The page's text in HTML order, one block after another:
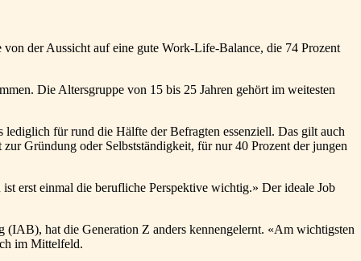
der Aussicht auf eine gute Work-Life-Balance, die 74 Prozent
Die Altersgruppe von 15 bis 25 Jahren gehört im weitesten
für rund die Hälfte der Befragten essenziell. Das gilt auch
Gründung oder Selbstständigkeit, für nur 40 Prozent der jungen
erst einmal die berufliche Perspektive wichtig.» Der ideale Job
hat die Generation Z anders kennengelernt. «Am wichtigsten
im Mittelfeld.